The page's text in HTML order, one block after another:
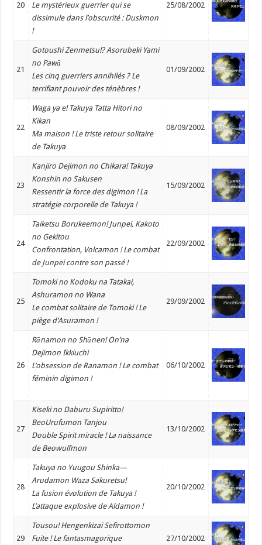
20
Le mystérieux guerrier qui se
dissimule dans l’obscurité : Duskmon
!
25/08/2002
21
Gotoushi Zenmetsu!? Asorubeki Yami
no Pawā
Les cinq guerriers annihilés ? Le
terrifiant pouvoir des ténèbres !
01/09/2002
22
Waga ya e! Takuya Tatta Hitori no
Kikan
Ma maison ! Le triste retour solitaire
de Takuya
08/09/2002
23
Kanjiro Dejimon no Chikara! Takuya
Konshin no Sakusen
Ressentir la force des digimon ! La
stratégie corporelle de Takuya !
15/09/2002
24
Taiketsu Borukeemon! Junpei, Kakoto
no Gekitou
Confrontation, Volcamon ! Le combat
de Junpei contre son passé !
22/09/2002
25
Tomoki no Kodoku na Tatakai,
Ashuramon no Wana
Le combat solitaire de Tomoki ! Le
piège d’Asuramon !
29/09/2002
26
Rānamon no Shūnen! On’na
Dejimon Ikkiuchi
L’obsession de Ranamon ! Le combat
féminin digimon !
06/10/2002
27
Kiseki no Daburu Supiritto!
BeoUrufumon Tanjou
Double Spirit miracle ! La naissance
de Beowulfmon
13/10/2002
28
Takuya no Yuugou Shinka—
Arudamon Waza Sakuretsu!
La fusion évolution de Takuya !
L’attaque explosive de Aldamon !
20/10/2002
29
Tousou! Hengenkizai Sefirottomon
Fuite ! Le fantasmagorique
27/10/2002